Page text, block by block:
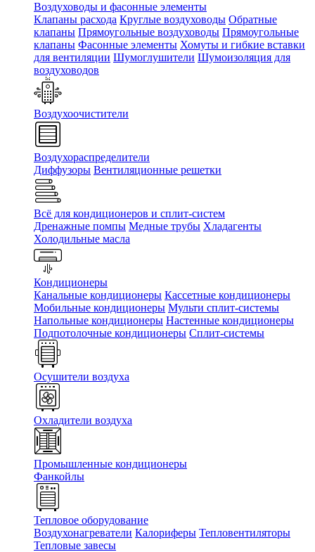
Воздуховоды и фасонные элементы
Клапаны расхода Круглые воздуховоды Обратные
клапаны Прямоугольные воздуховоды Прямоугольные
клапаны Фасонные элементы Хомуты и гибкие вставки
для вентиляции Шумоглушители Шумоизоляция для
воздуховодов
Воздухоочистители
Воздухораспределители
Диффузоры Вентиляционные решетки
Всё для кондиционеров и сплит-систем
Дренажные помпы Медные трубы Хладагенты
Холодильные масла
Кондиционеры
Канальные кондиционеры Кассетные кондиционеры
Мобильные кондиционеры Мульти сплит-системы
Напольные кондиционеры Настенные кондиционеры
Подпотолочные кондиционеры Сплит-системы
Осушители воздуха
Охладители воздуха
Промышленные кондиционеры
Фанкойлы
Тепловое оборудование
Воздухонагреватели Калориферы Тепловентиляторы
Тепловые завесы